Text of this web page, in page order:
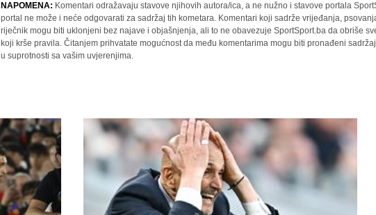
NAPOMENA: Komentari odražavaju stavove njihovih autora/ica, a ne nužno i stavove portala
portal ne može i neće odgovarati za sadržaj tih kometara. Komentari koji sadrže vrijeđanja,
riječnik mogu biti uklonjeni bez najave i objašnjenja, ali to ne obavezuje SportSport.ba da obriše
koji krše pravila. Čitanjem prihvatate mogućnost da među komentarima mogu biti pronađeni
u suprotnosti sa vašim uvjerenjima.